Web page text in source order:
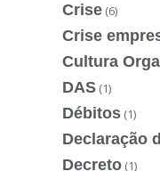
Crise (6)
Crise
Cultura
DAS (1)
Débitos (1)
Declaração
Decreto (1)